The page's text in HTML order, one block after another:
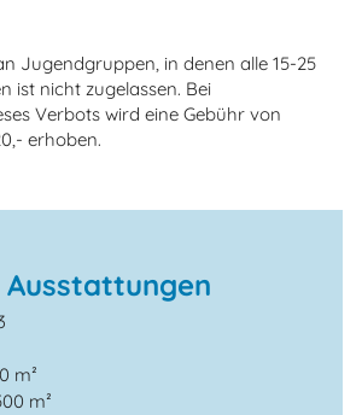
Jugendgruppen, in denen alle 15-25
ist nicht zugelassen. Bei
Verbots wird eine Gebühr von
erhoben.
m²
m²